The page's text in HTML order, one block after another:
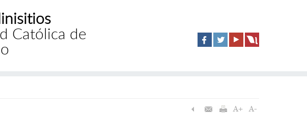
Católica de